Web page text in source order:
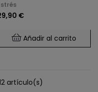
€
Añadir al carrito
artículo(s)